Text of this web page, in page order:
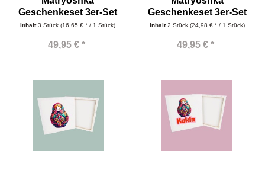
Geschenkeset 3er-Set
kurzarm klassisch
Inhalt3 Stück(16,65 € * / 1 Stück)
49,95 € *
Geschenkeset 3er-Set
kurzarm Mamina...
Inhalt2 Stück (24,98 € * / 1 Stück)
49,95 € *